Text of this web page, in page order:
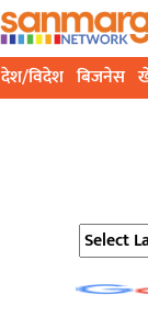
देश/विदेश बिजनेस